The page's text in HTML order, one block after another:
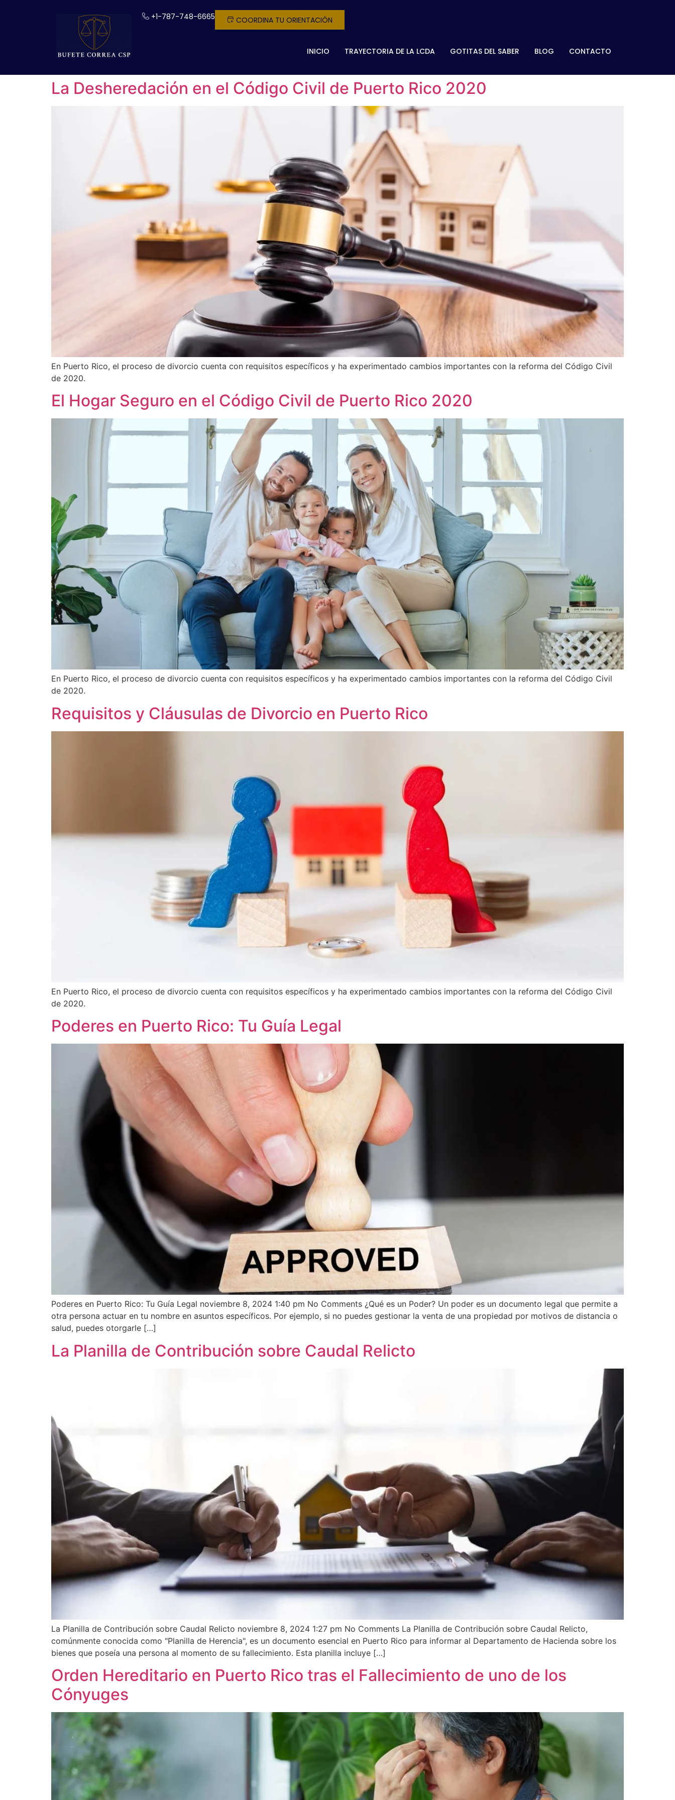
+1-787-748-6665 COORDINA TU ORIENTACIÓN
INICIO TRAYECTORIA DE LA LCDA GOTITAS DEL SABER BLOG CONTACTO
La Desheredación en el Código Civil de Puerto Rico 2020
En Puerto Rico, el proceso de divorcio cuenta con requisitos específicos y ha experimentado cambios importantes con la reforma del Código Civil
de 2020.
El Hogar Seguro en el Código Civil de Puerto Rico 2020
En Puerto Rico, el proceso de divorcio cuenta con requisitos específicos y ha experimentado cambios importantes con la reforma del Código Civil
de 2020.
Requisitos y Cláusulas de Divorcio en Puerto Rico
En Puerto Rico, el proceso de divorcio cuenta con requisitos específicos y ha experimentado cambios importantes con la reforma del Código Civil
de 2020.
Poderes en Puerto Rico: Tu Guía Legal
Poderes en Puerto Rico: Tu Guía Legal noviembre 8, 2024 1:40 pm No Comments ¿Qué es un Poder? Un poder es un documento legal que permite a
otra persona actuar en tu nombre en asuntos específicos. Por ejemplo, si no puedes gestionar la venta de una propiedad por motivos de distancia o
salud, puedes otorgarle […]
La Planilla de Contribución sobre Caudal Relicto
La Planilla de Contribución sobre Caudal Relicto noviembre 8, 2024 1:27 pm No Comments La Planilla de Contribución sobre Caudal Relicto,
comúnmente conocida como "Planilla de Herencia", es un documento esencial en Puerto Rico para informar al Departamento de Hacienda sobre los
bienes que poseía una persona al momento de su fallecimiento. Esta planilla incluye […]
Orden Hereditario en Puerto Rico tras el Fallecimiento de uno de los
Cónyuges